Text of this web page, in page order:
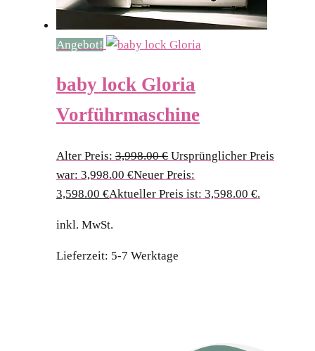
Angebot!
baby lock Gloria
Vorführmaschine
Alter Preis: 3,998.00€ Ursprünglicher Preis
war: 3,998.00 €Neuer Preis:
3,598.00 €Aktueller Preis ist: 3,598.00 €.
inkl. MwSt.
Lieferzeit: 5-7 Werktage